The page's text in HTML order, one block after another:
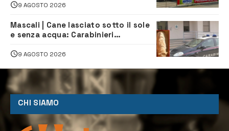
9 AGOSTO 2026
Mascali | Cane lasciato sotto il sole
e senza acqua: Carabinieri
9 AGOSTO 2026
CHI SIAMO